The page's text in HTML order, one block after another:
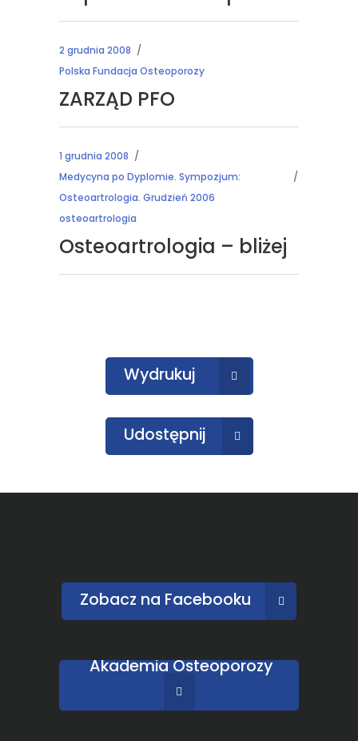
2 grudnia 2008
Polska Fundacja Osteoporozy
ZARZĄD PFO
1 grudnia 2008
Medycyna po Dyplomie. Sympozjum:
Osteoartrologia. Grudzień 2006
osteoartrologia
Osteoartrologia – bliżej
Wydrukuj
Udostępnij
Zobacz na Facebooku
Akademia Osteoporozy